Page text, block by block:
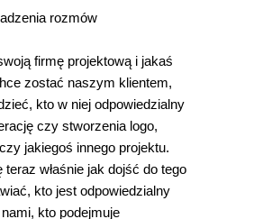
rozmów
firmę projektową i jakaś
zostać naszym klientem,
kto w niej odpowiedzialny
czy stworzenia logo,
jakiegoś innego projektu.
teraz właśnie jak dojść do tego
kto jest odpowiedzialny
kto podejmuje